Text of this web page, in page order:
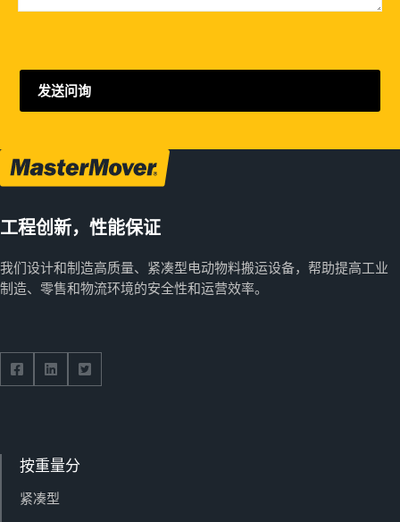
工程创新，性能保证
我们设计和制造高质量、紧凑型电动物料搬运设备，帮助提高工业
制造、零售和物流环境的安全性和运营效率。
Follow us on Facebook
Follow us on Facebook
Follow us on Facebook
按重量分
紧凑型